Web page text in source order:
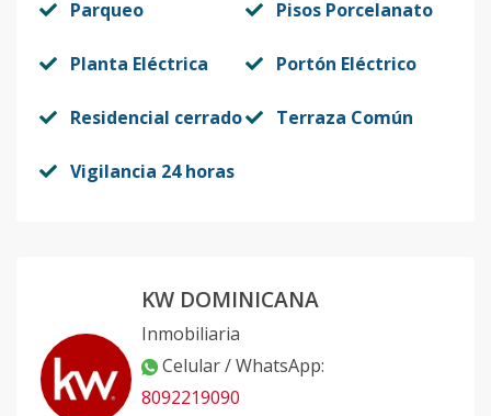
Parqueo Pisos Porcelanato
Planta Eléctrica Portón Eléctrico
Residencial cerrado Terraza Común
Vigilancia 24 horas
KW DOMINICANA
Inmobiliaria
Celular / WhatsApp:
8092219090